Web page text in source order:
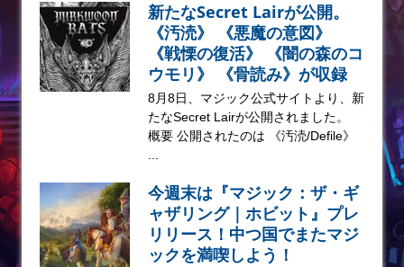
新たなSecret Lairが公開。
《汚涜》 《悪魔の意図》
《戦慄の復活》 《闇の森のコ
ウモリ》 《骨読み》が収録
8月8日、マジック公式サイトより、新
たなSecret Lairが公開されました。
概要 公開されたのは 《汚涜/Defile》
...
今週末は『マジック：ザ・ギ
ャザリング｜ホビット』プレ
リリース！中つ国でまたマジ
ックを満喫しよう！